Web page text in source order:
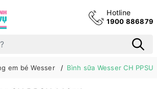
Hotline
1900 886879
em bé Wesser Bình sữa Wesser CH PPSU